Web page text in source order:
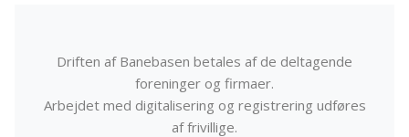
Driften af Banebasen betales af de deltagende
foreninger og firmaer.
Arbejdet med digitalisering og registrering udføres
af frivillige.